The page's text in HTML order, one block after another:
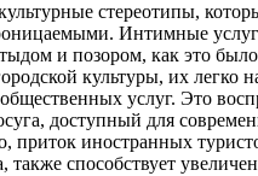
стереотипы,
Интимные
и позором, как это
культуры, их легко
услуг. Это
доступный для
приток иностранных
также способствует